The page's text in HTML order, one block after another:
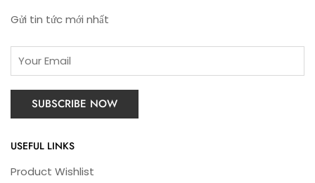
Gửi tin tức mới nhất
USEFUL LINKS
Product Wishlist